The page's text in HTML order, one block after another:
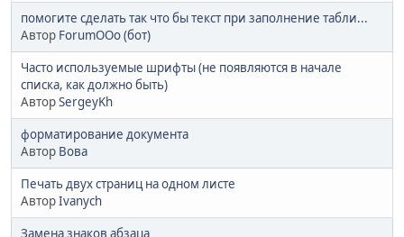
помогите сделать так что бы текст при заполнение табли...
Автор ForumOOo (бот)
Часто используемые шрифты (не появляются в начале
списка, как должно быть)
АвторSergeyKh
форматирование документа
Автор Вова
Печать двух страниц на одном листе
АвторIvanych
Замена знаков абзаца